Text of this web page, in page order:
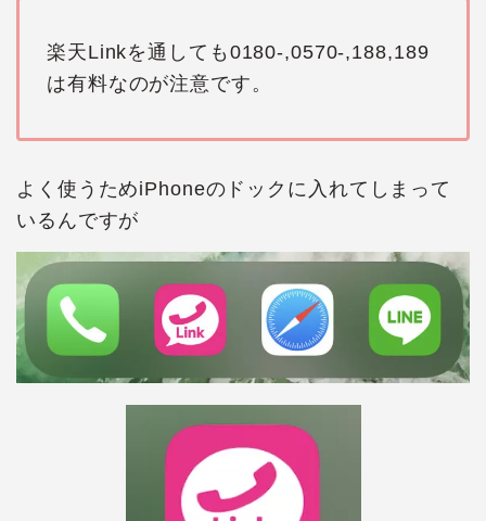
楽天Linkを通しても0180-,0570-,188,189
は有料なのが注意です。
よく使うためiPhoneのドックに入れてしまって
いるんですが